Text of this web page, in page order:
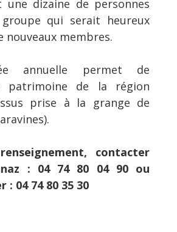
une dizaine de personnes
qui serait heureux
nouveaux membres.
annuelle permet de
patrimoine de la région
prise à la grange de
contacter
: 04 74 80 04 90 ou
: 04 74 80 35 30